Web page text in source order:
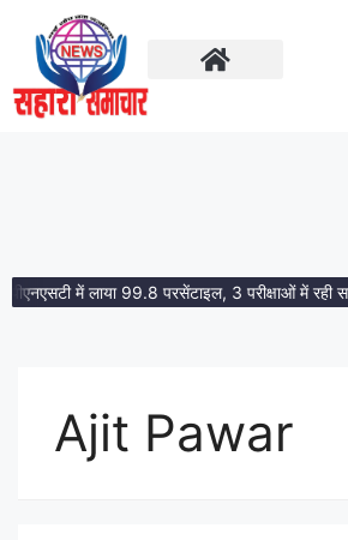
में लाया 99.8 परसेंटाइल, 3 परीक्षाओं में रही सफल।
Ajit Pawar